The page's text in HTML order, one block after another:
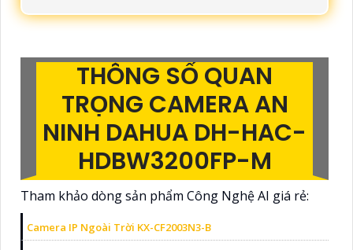
THÔNG SỐ QUAN
TRỌNG CAMERA AN
NINH DAHUA DH-HAC-
HDBW3200FP-M
Tham khảo dòng sản phẩm Công Nghệ AI giá rẻ:
Camera IP Ngoài Trời KX-CF2003N3-B